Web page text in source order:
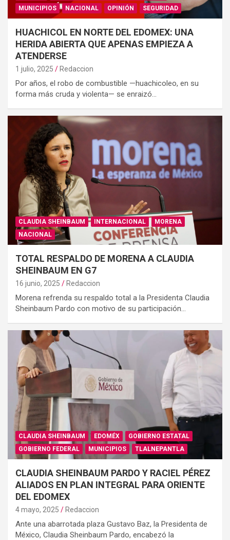
MUNICIPIOS
NACIONAL OPINIÓN SEGURIDAD
HUACHICOL EN NORTE DEL EDOMEX: UNA
HERIDA ABIERTA QUE APENAS EMPIEZA A
ATENDERSE
1 julio, 2025 Redaccion
Por años, el robo de combustible —huachicoleo, en su
forma más cruda y violenta— se enraizó…
CLAUDIA SHEINBAUM INTERNACIONAL
MORENA
NACIONAL
TOTAL RESPALDO DE MORENA A CLAUDIA
SHEINBAUM EN G7
16 junio, 2025 Redaccion
Morena refrenda su respaldo total a la Presidenta Claudia
Sheinbaum Pardo con motivo de su participación…
CLAUDIA SHEINBAUM EDOMÉX
GOBIERNO ESTATAL
GOBIERNO FEDERAL
MUNICIPIOS TLALNEPANTLA
CLAUDIA SHEINBAUM PARDO Y RACIEL PÉREZ
ALIADOS EN PLAN INTEGRAL PARA ORIENTE
DEL EDOMEX
4 mayo, 2025 Redaccion
Ante una abarrotada plaza Gustavo Baz, la Presidenta de
México, Claudia Sheinbaum Pardo, encabezó la